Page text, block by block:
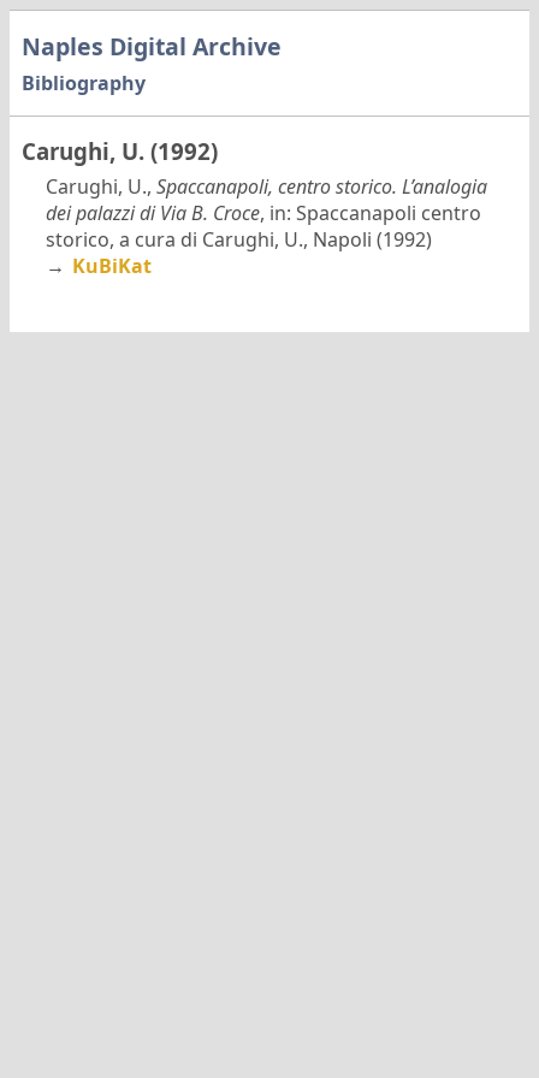
Naples Digital Archive
Bibliography
Carughi, U. (1992)
Carughi, U., Spaccanapoli, centro storico. L’analogia
dei palazzi di Via B. Croce, in: Spaccanapoli centro
storico, a cura di Carughi, U., Napoli (1992)
→ KuBiKat